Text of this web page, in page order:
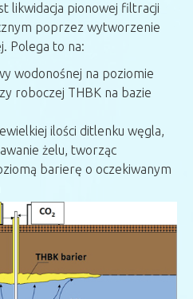
likwidacja pionowej filtracji
poprzez wytworzenie
Polega to na:
wodonośnej na poziomie
roboczej THBK na bazie
ilości ditlenku węgla,
żelu, tworząc
barierę o oczekiwanym